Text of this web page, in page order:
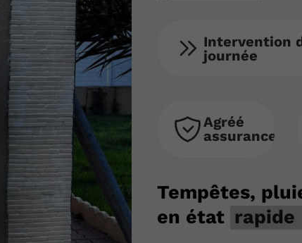
Intervention
journée
Agréé
assurances
Tempêtes,
en état rapide